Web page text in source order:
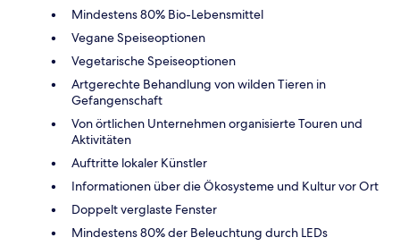
Mindestens 80% Bio-Lebensmittel
Vegane Speiseoptionen
Vegetarische Speiseoptionen
Artgerechte Behandlung von wilden Tieren in
Gefangenschaft
Von örtlichen Unternehmen organisierte Touren und
Aktivitäten
Auftritte lokaler Künstler
Informationen über die Ökosysteme und Kultur vor Ort
Doppelt verglaste Fenster
Mindestens 80% der Beleuchtung durch LEDs